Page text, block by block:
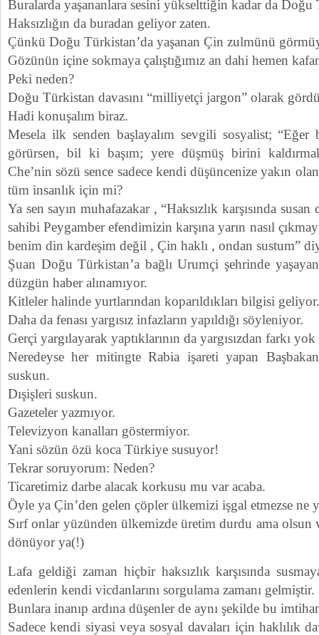
Buralarda yaşananlara sesini yükselttiğin kadar da Doğu
Haksızlığın da buradan geliyor zaten.
Çünkü Doğu Türkistan’da yaşanan Çin zulmünü
Gözünün içine sokmaya çalıştığımız an dahi hemen
Peki neden?
Doğu Türkistan davasını “milliyetçi jargon” olarak
Hadi konuşalım biraz.
Mesela ilk senden başlayalım sevgili sosyalist;
görürsen, bil ki başım; yere düşmüş birini
Che’nin sözü sence sadece kendi düşüncenize yakın
tüm insanlık için mi?
Ya sen sayın muhafazakar , “Haksızlık karşısında
sahibi Peygamber efendimizin karşına yarın nasıl
benim din kardeşim değil , Çin haklı , ondan sustum”
Şuan Doğu Türkistan’a bağlı Urumçi şehrinde
düzgün haber alınamıyor.
Kitleler halinde yurtlarından koparıldıkları bilgisi geliyor.
Daha da fenası yargısız infazların yapıldığı söyleniyor.
Gerçi yargılayarak yaptıklarının da yargısızdan farkı
Neredeyse her mitingte Rabia işareti yapan
suskun.
Dışişleri suskun.
Gazeteler yazmıyor.
Televizyon kanalları göstermiyor.
Yani sözün özü koca Türkiye susuyor!
Tekrar soruyorum: Neden?
Ticaretimiz darbe alacak korkusu mu var acaba.
Öyle ya Çin’den gelen çöpler ülkemizi işgal etmezse ne
Sırf onlar yüzünden ülkemizde üretim durdu ama olsun
dönüyor ya(!)
Lafa geldiği zaman hiçbir haksızlık karşısında
edenlerin kendi vicdanlarını sorgulama zamanı gelmiştir.
Bunlara inanıp ardına düşenler de aynı şekilde bu
Sadece kendi siyasi veya sosyal davaları için haklılık